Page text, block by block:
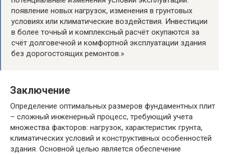
появление новых нагрузок, изменения в грунтовых
условиях или климатические воздействия. Инвестиции
в более точный и комплексный расчёт окупаются за
счёт долговечной и комфортной эксплуатации здания
без дорогостоящих ремонтов.»
Заключение
Определение оптимальных размеров фундаментных плит
– сложный инженерный процесс, требующий учета
множества факторов: нагрузок, характеристик грунта,
климатических условий и конструктивных особенностей
здания. Основной целью является обеспечение